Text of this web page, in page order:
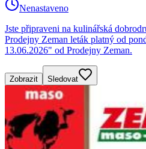
Nenastaveno
Jste připraveni na kulinářská
Prodejny Zeman leták platný od
13.06.2026" od Prodejny Zeman.
Zobrazit Sledovat